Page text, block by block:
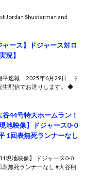
Jordan Shusterman and
ャース】ドジャース対ロ
況】
平速報 2025年6月29日 ド
生配信でお送りします。 ◆
44号特大ホームラン！
地映像】ドジャース0-0
1回表無死ランナーなし
現地映像】 ドジャース0-0
無死ランナーなし #大谷翔